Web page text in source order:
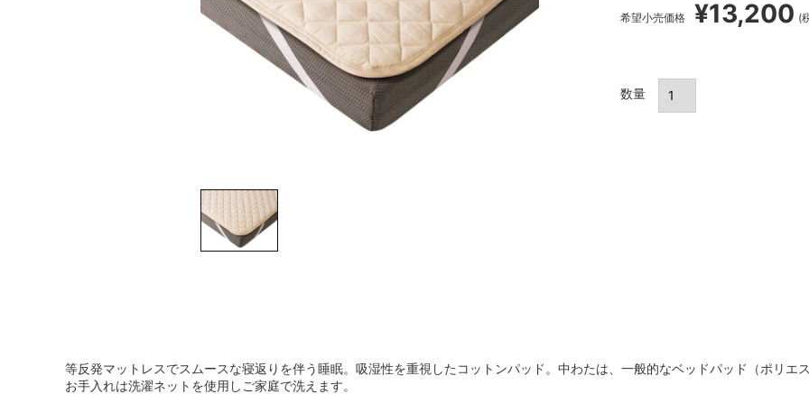
希望小売価格 ¥13,200
等反発マットレスでスムースな寝返りを伴う睡眠。吸湿性を重視したコットンパッド。中わたは、一般的なベッドパッド（ポリエ
お手入れは洗濯ネットを使用しご家庭で洗えます。